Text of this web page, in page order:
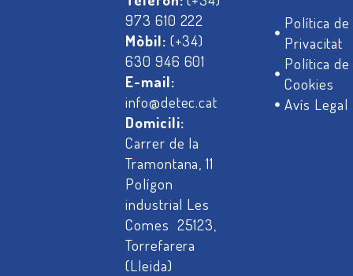
973 610 222
Mòbil: (+34)
630 946 601
E-mail:
info@detec.cat
Domicili:
Carrer de la
Tramontana, 11
Polígon
industrial Les
Comes 25123,
Torrefarera
(Lleida)
Política de
Privacitat
Política de
Cookies
Avís Legal